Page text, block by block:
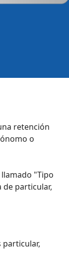
retención
o
"Tipo
de particular,
particular,